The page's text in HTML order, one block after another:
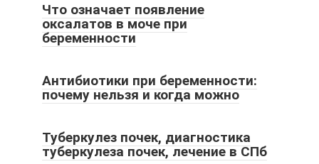
Что означает появление
оксалатов в моче при
беременности
Антибиотики при беременности:
почему нельзя и когда можно
Туберкулез почек, диагностика
туберкулеза почек, лечение в СПб